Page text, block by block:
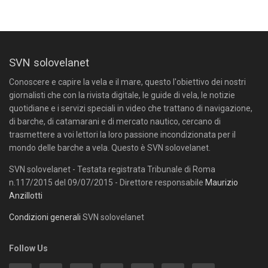
SVN solovelanet
Conoscere e capire la vela e il mare, questo l'obiettivo dei nostri
giornalisti che con la rivista digitale, le guide di vela, le notizie
quotidiane e i servizi speciali in video che trattano di navigazione,
di barche, di catamarani e di mercato nautico, cercano di
trasmettere a voi lettori la loro passione incondizionata per il
mondo delle barche a vela. Questo è SVN solovelanet.
SVN solovelanet - Testata registrata Tribunale di Roma
n.117/2015 del 09/07/2015 - Direttore responsabile Maurizio
Anzillotti
Condizioni generali SVN solovelanet
Follow Us